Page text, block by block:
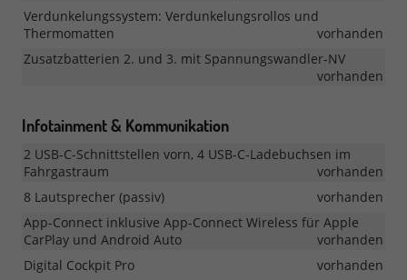
Verdunkelungssystem: Verdunkelungsrollos und
Thermomatten
vorhanden
Zusatzbatterien 2. und 3. mit Spannungswandler-NV
vorhanden
Infotainment & Kommunikation
2 USB-C-Schnittstellen vorn, 4 USB-C-Ladebuchsen im
Fahrgastraum
vorhanden
8 Lautsprecher (passiv)
vorhanden
App-Connect inklusive App-Connect Wireless für Apple
CarPlay und Android Auto
vorhanden
Digital Cockpit Pro
vorhanden